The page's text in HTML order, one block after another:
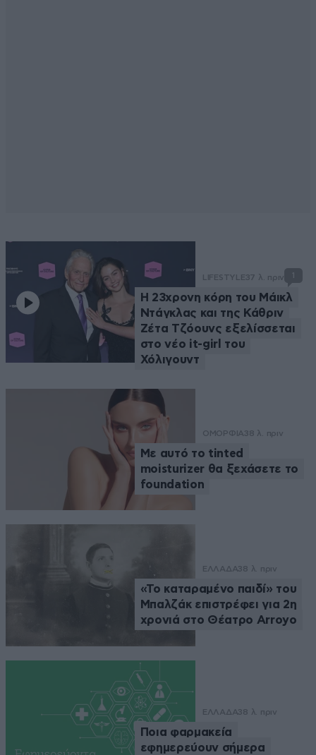
LIFESTYLE37 λ. πριν 1
Η 23χρονη κόρη τoυ Μάικλ
Ντάγκλας και της Κάθριν
Ζέτα Τζόουνς εξελίσσεται
στο νέο it-girl του
Χόλιγουντ
ΟΜΟΡΦΙΑ38 λ. πριν
Με αυτό το tinted
moisturizer θα ξεχάσετε το
foundation
ΕΛΛΑΔΑ38 λ. πριν
«Το καταραμένο παιδί» του
Μπαλζάκ επιστρέφει για 2η
χρονιά στο Θέατρο Arroyo
ΕΛΛΑΔΑ38 λ. πριν
Ποια φαρμακεία
εφημερεύουν σήμερα